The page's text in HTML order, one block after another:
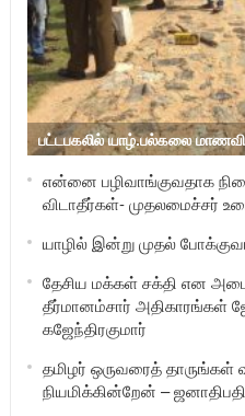
பட்டபகலில் யாழ்.பல்கலை
என்னை பழிவாங்குவதாக
விடாதீர்கள்- முதலமைச்சர்
யாழில் இன்று முதல்
தேசிய மக்கள் சக்தி என
தீர்மானம்சார் அதிகாரங்கள்
கஜேந்திரகுமார்
தமிழர் ஒருவரைத் தாருங்கள்
நியமிக்கின்றேன் – ஜனாதிபதி